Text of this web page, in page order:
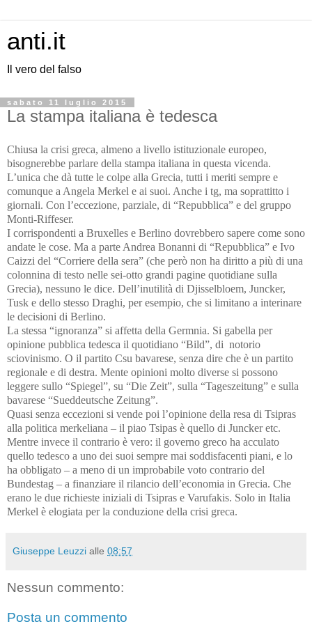
anti.it
Il vero del falso
sabato 11 luglio 2015
La stampa italiana è tedesca
Chiusa la crisi greca, almeno a livello istituzionale europeo,
bisognerebbe parlare della stampa italiana in questa vicenda.
L’unica che dà tutte le colpe alla Grecia, tutti i meriti sempre e
comunque a Angela Merkel e ai suoi. Anche i tg, ma soprattitto i
giornali. Con l’eccezione, parziale, di “Repubblica” e del gruppo
Monti-Riffeser.
I corrispondenti a Bruxelles e Berlino dovrebbero sapere come sono
andate le cose. Ma a parte Andrea Bonanni di “Repubblica” e Ivo
Caizzi del “Corriere della sera” (che però non ha diritto a più di una
colonnina di testo nelle sei-otto grandi pagine quotidiane sulla
Grecia), nessuno le dice. Dell’inutilità di Djisselbloem, Juncker,
Tusk e dello stesso Draghi, per esempio, che si limitano a interinare
le decisioni di Berlino.
La stessa “ignoranza” si affetta della Germnia. Si gabella per
opinione pubblica tedesca il quotidiano “Bild”, di notorio
sciovinismo. O il partito Csu bavarese, senza dire che è un partito
regionale e di destra. Mente opinioni molto diverse si possono
leggere sullo “Spiegel”, su “Die Zeit”, sulla “Tageszeitung” e sulla
bavarese “Sueddeutsche Zeitung”.
Quasi senza eccezioni si vende poi l’opinione della resa di Tsipras
alla politica merkeliana – il piao Tsipas è quello di Juncker etc.
Mentre invece il contrario è vero: il governo greco ha acculato
quello tedesco a uno dei suoi sempre mai soddisfacenti piani, e lo
ha obbligato – a meno di un improbabile voto contrario del
Bundestag – a finanziare il rilancio dell’economia in Grecia. Che
erano le due richieste iniziali di Tsipras e Varufakis. Solo in Italia
Merkel è elogiata per la conduzione della crisi greca.
Giuseppe Leuzzi alle 08:57
Nessun commento:
Posta un commento